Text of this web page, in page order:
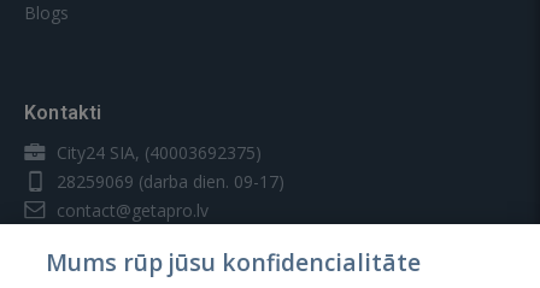
Blogs
Kontakti
City24 SIA, (40003692375)
28259069 (darba dien. 09-17)
contact@getapro.lv
Mums rūp jūsu konfidencialitāte